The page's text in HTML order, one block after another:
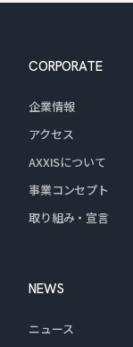
CORPORATE
企業情報
アクセス
AXXISについて
事業コンセプト
取り組み・宣言
NEWS
ニュース